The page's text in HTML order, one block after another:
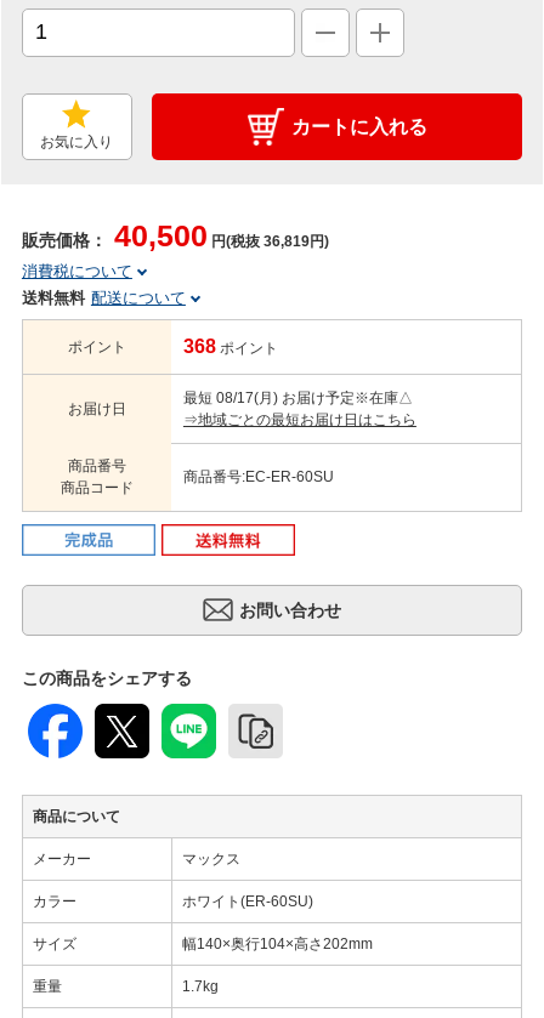
お気に入り
カートに入れる
販売価格： 40,500 円(税抜 36,819円)
消費税について
送料無料 配送について
ポイント 368 ポイント
お届け日
最短 08/17(月) お届け予定※在庫△
⇒地域ごとの最短お届け日はこちら
商品番号
商品コード
商品番号:EC-ER-60SU
この商品をシェアする
商品について
メーカー マックス
カラー ホワイト(ER-60SU)
サイズ 幅140×奥行104×高さ202mm
重量 1.7kg